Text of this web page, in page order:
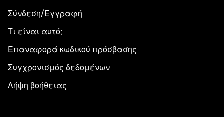
Σύνδεση/Εγγραφή
Τι είναι αυτό;
Επαναφορά κωδικού πρόσβασης
Συγχρονισμός δεδομένων
Λήψη βοήθειας